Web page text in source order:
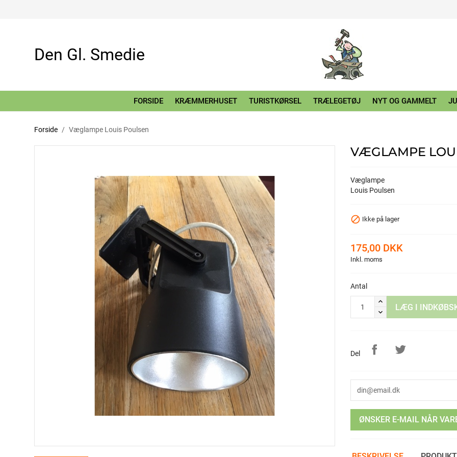
Den Gl. Smedie
FORSIDE KRÆMMERHUSET TURISTKØRSEL TRÆLEGETØJ NYT OG GAMMELT
Forside Væglampe Louis Poulsen
VÆGLAMPE
Væglampe
Louis Poulsen
 Ikke på lager
175,00 DKK
Inkl. moms
Antal
LÆG I
Del
ØNSKER E-MAIL NÅR